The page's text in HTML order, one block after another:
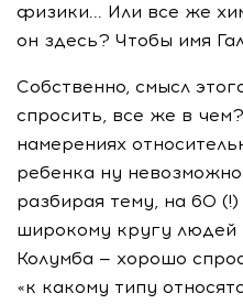
физики... Или все же
он здесь? Чтобы имя
Собственно, смысл
спросить, все же в
намерениях
ребенка ну невозможно
разбирая тему, на 60
широкому кругу людей
Колумба — хорошо
«к какому типу